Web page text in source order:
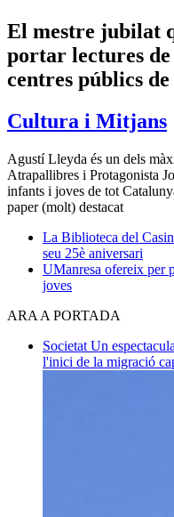
El mestre jubilat
portar lectures
centres públics
Cultura i Mitjans
Agustí Lleyda és un dels
Atrapallibres i Protagonista
infants i joves de tot
paper (molt) destacat
La Biblioteca del
seu 25è aniversari
UManresa ofereix per
joves
ARA A PORTADA
Societat Un
l'inici de la migració